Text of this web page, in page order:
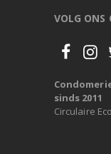
VOLG ONS
sinds 2011
Circulaire